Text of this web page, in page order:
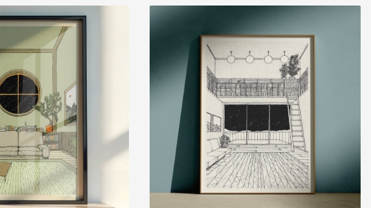
3
€ — 35,00 €
BIBLIOTECA 2
15,00 € — 35,00 €